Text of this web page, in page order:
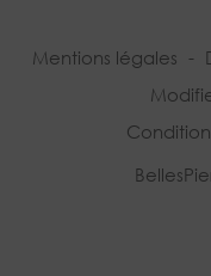
Mentions légales -